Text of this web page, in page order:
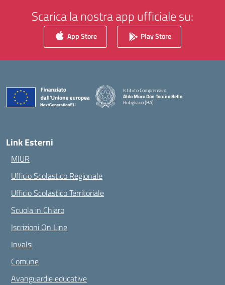
Scarica la nostra app ufficiale su:
App Store Play Store
Istituto Comprensivo
Aldo Moro Don Tonino Bello
Rutigliano (BA)
— Visita la pagina iniziale della scuola
Link Esterni
MIUR
Ufficio Scolastico Regionale
Ufficio Scolastico Territoriale
Scuola in Chiaro
Iscrizioni On Line
Invalsi
Comune
Avanguardie educative